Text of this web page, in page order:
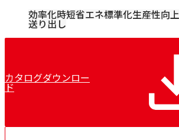
効率化時短省エネ標準化生産性向上
送り出し
カタログダウンロー
ド